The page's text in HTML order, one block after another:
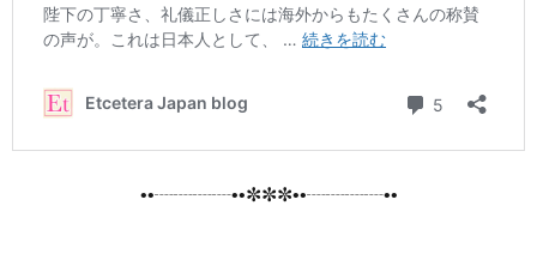
••┈┈┈┈••✼✼✼••┈┈┈┈••